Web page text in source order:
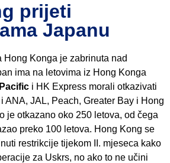
prijeti
Japanu
Konga je zabrinuta nad
ima na letovima iz Hong Konga
i HK Express morali otkazivati
ANA, JAL, Peach, Greater Bay i Hong
je otkazano oko 250 letova, od čega
preko 100 letova. Hong Kong se
restrikcije tijekom II. mjeseca kako
za Uskrs, no ako to ne učini